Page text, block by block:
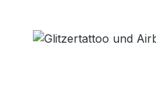
Bildergalerie überspringen